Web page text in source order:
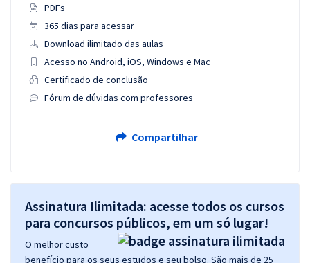
PDFs
365 dias para acessar
Download ilimitado das aulas
Acesso no Android, iOS, Windows e Mac
Certificado de conclusão
Fórum de dúvidas com professores
Compartilhar
Assinatura Ilimitada: acesse todos os cursos
para concursos públicos, em um só lugar!
O melhor custo
benefício para os seus estudos e seu bolso. São mais de 25